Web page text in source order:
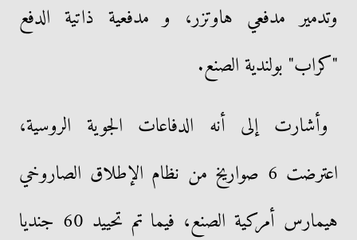
وتدمير مدفعي هاوتزر، و مدفعية ذاتية الدفع
"كراب" بولندية الصنع.
وأشارت إلى أنه الدفاعات الجوية الروسية،
اعترضت 6 صواريخ من نظام الإطلاق الصاروخي
هيمارس أمركية الصنع، فيما تم تحييد 60 جنديا